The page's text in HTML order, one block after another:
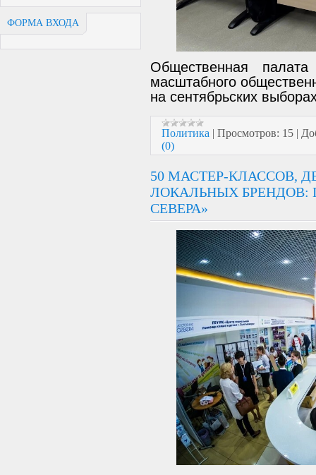
ФОРМА ВХОДА
Общественная
масштабного
на сентябрьских
Политика | Просмотров: 15 |
(0)
50 МАСТЕР-КЛАССОВ,
ЛОКАЛЬНЫХ БРЕНДОВ:
СЕВЕРА»